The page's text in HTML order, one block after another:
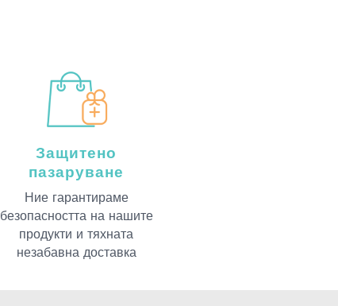
Защитено
пазаруване
Ние гарантираме
безопасността на нашите
продукти и тяхната
незабавна доставка